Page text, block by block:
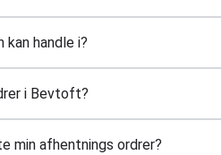
kan handle i?
i Bevtoft?
min afhentnings ordrer?